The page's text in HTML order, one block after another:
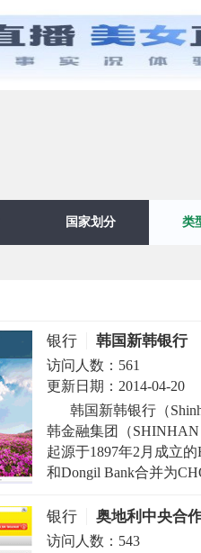
国家划分 类
银行 韩国新韩银行
访问人数： 561
更新日期： 2014-04-20
韩国新韩银行（
韩金融集团（SHINHAN
起源于1897年2月成立的
和Dongil Bank合并为
银行 奥地利中央合
访问人数： 543